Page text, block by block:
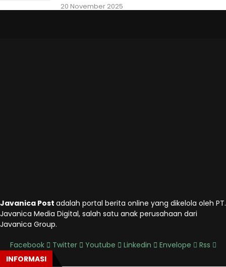
20 November 2025
Javanica Post adalah portal berita online yang dikelola oleh PT.
Javanica Media Digital, salah satu anak perusahaan dari
Javanica Group.
Facebook Twitter Youtube Linkedin Envelope
Rss
INFORMASI